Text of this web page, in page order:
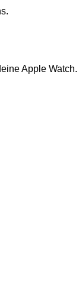
Apple Watch.